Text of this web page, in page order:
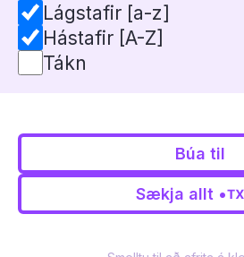
Lágstafir [a-z]
Hástafir [A-Z]
Tákn
Búa til
Sækja allt •